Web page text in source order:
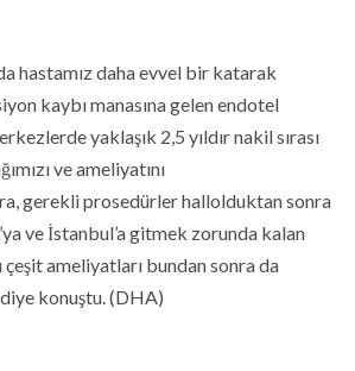
hastamız daha evvel bir katarak
kaybı manasına gelen endotel
yaklaşık 2,5 yıldır nakil sırası
ve ameliyatını
gerekli prosedürler hallolduktan sonra
ve İstanbul’a gitmek zorunda kalan
ameliyatları bundan sonra da
konuştu. (DHA)